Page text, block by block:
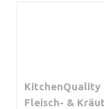
KitchenQuality
Fleisch- &